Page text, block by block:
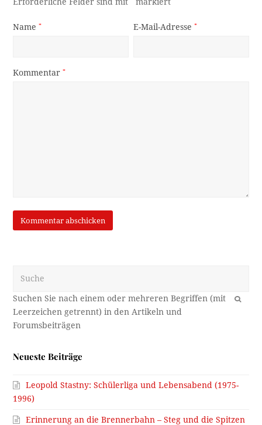
Name* E-Mail-Adresse*
Kommentar*
OK
Neueste Beiträge
Leopold Stastny: Schülerliga und Lebensabend (1975-
1996)
Erinnerung an die Brennerbahn – Steg und die Spitzen